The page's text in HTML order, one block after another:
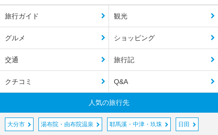
旅行ガイド 観光
グルメ ショッピング
交通 旅行記
クチコミ Q&A
人気の旅行先
大分市 湯布院・由布院温泉 耶馬溪・中津・玖珠 日田